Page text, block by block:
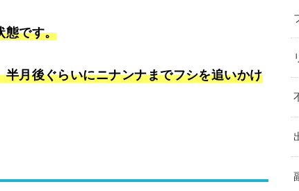
態です。
月後ぐらいにニナンナまでフシを追いかけ